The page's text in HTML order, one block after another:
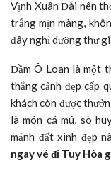
Vịnh Xuân Đài nên
trắng mịn màng,
đây nghỉ dưỡng thư
Đầm Ô Loan là một
thắng cảnh đẹp cấp
khách còn được
là món cá mú, sò
mảnh đất xinh đẹp
ngay vé đi Tuy Hòa